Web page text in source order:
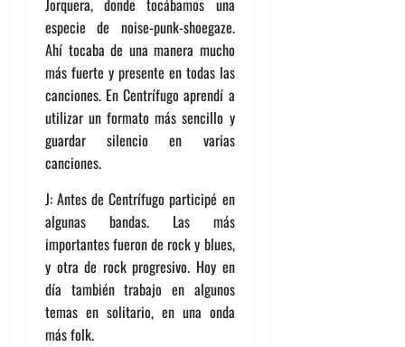
Jorquera, donde tocábamos una
especie de noise-punk-shoegaze.
Ahí tocaba de una manera mucho
más fuerte y presente en todas las
canciones. En Centrífugo aprendí a
utilizar un formato más sencillo y
guardar silencio en varias
canciones.
J: Antes de Centrífugo participé en
algunas bandas. Las más
importantes fueron de rock y blues,
y otra de rock progresivo. Hoy en
día también trabajo en algunos
temas en solitario, en una onda
más folk.